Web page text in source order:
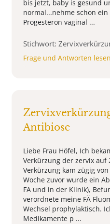
bis jetzt, baby is gesund
normal...nehme schon ein
Progesteron vaginal ...
Stichwort:
Frage und Antworten lesen
Antibiose
Liebe Frau Höfel, Ich
Verkürzung der zervix auf
Verkürzung kam zügig
Woche zuvor wurde ein
FA und in der Klinik),
verordnete meine FÄ
Wechsel prophylaktisch.
Medikamente p ...